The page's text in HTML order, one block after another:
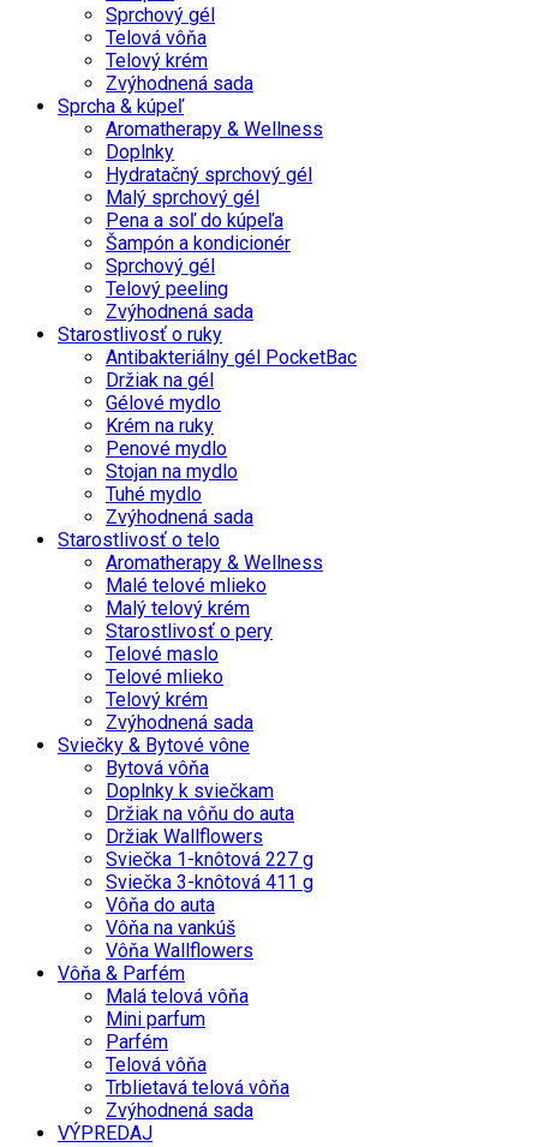
Sprchový gél
Telová vôňa
Telový krém
Zvýhodnená sada
Sprcha & kúpeľ
Aromatherapy & Wellness
Doplnky
Hydratačný sprchový gél
Malý sprchový gél
Pena a soľ do kúpeľa
Šampón a kondicionér
Sprchový gél
Telový peeling
Zvýhodnená sada
Starostlivosť o ruky
Antibakteriálny gél PocketBac
Držiak na gél
Gélové mydlo
Krém na ruky
Penové mydlo
Stojan na mydlo
Tuhé mydlo
Zvýhodnená sada
Starostlivosť o telo
Aromatherapy & Wellness
Malé telové mlieko
Malý telový krém
Starostlivosť o pery
Telové maslo
Telové mlieko
Telový krém
Zvýhodnená sada
Sviečky & Bytové vône
Bytová vôňa
Doplnky k sviečkam
Držiak na vôňu do auta
Držiak Wallflowers
Sviečka 1-knôtová 227 g
Sviečka 3-knôtová 411 g
Vôňa do auta
Vôňa na vankúš
Vôňa Wallflowers
Vôňa & Parfém
Malá telová vôňa
Mini parfum
Parfém
Telová vôňa
Trblietavá telová vôňa
Zvýhodnená sada
VÝPREDAJ